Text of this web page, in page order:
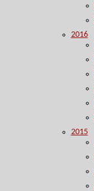
2016
2015